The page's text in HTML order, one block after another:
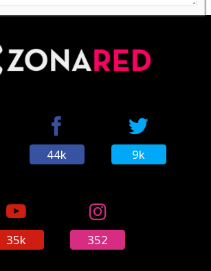
44k 9k
35k 352